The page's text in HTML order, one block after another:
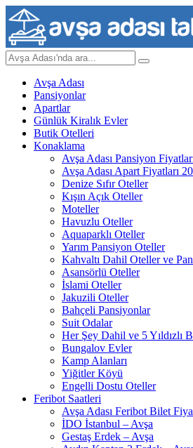
Avşa Adası
Pansiyonlar
Apartlar
Günlük Kiralık Evler
Butik Otelleri
Konaklama
Avşa Adası Pansiyon
Avşa Adası Apart Fiyatları
Denize Sıfır Oteller
Kışın Açık Oteller
Moteller
Havuzlu Oteller
Aquaparklı Oteller
Yarım Pansiyon Oteller
Kahvaltı Dahil Oteller ve
Asansörlü Oteller
İslami Oteller
Jakuzili Oteller
Bahçeli Pansiyonlar
Suit Odalar
Her Şey Dahil ve 5 Yıldızlı
Bungalov Evler
Kamp Alanları
Yiğitler Köyü
Engelli Dostu Oteller
Feribot Saatleri
Avşa Adası Feribot Bilet
İDO İstanbul – Avşa
Gestaş Erdek – Avşa